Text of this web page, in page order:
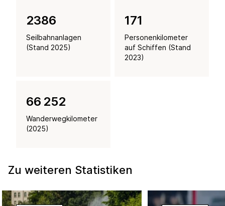
2386
Seilbahnanlagen
(Stand 2025)
171
Personenkilometer
auf Schiffen (Stand
2023)
66 256
Wanderwegkilometer
(2025)
Zu weiteren Statistiken